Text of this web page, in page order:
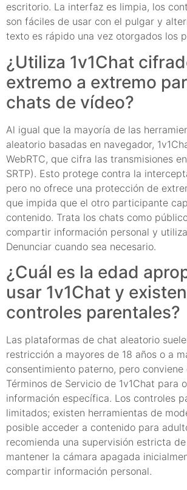
escritorio. La interfaz es limpia, los
son fáciles de usar con el pulgar y
texto es rápido una vez otorgados los
¿Utiliza 1v1Chat
extremo a extremo
chats de vídeo?
Al igual que la mayoría de las
aleatorio basadas en navegador,
WebRTC, que cifra las transmisiones
SRTP). Esto protege contra la
pero no ofrece una protección de
que impida que el otro participante
contenido. Trata los chats como
compartir información personal y
Denunciar cuando sea necesario.
¿Cuál es la edad
usar 1v1Chat y existen
controles parentales?
Las plataformas de chat aleatorio
restricción a mayores de 18 años o a
consentimiento paterno, pero conviene
Términos de Servicio de 1v1Chat para
información específica. Los controles
limitados; existen herramientas de
posible acceder a contenido para
recomienda una supervisión estricta
mantener la cámara apagada
compartir información personal.